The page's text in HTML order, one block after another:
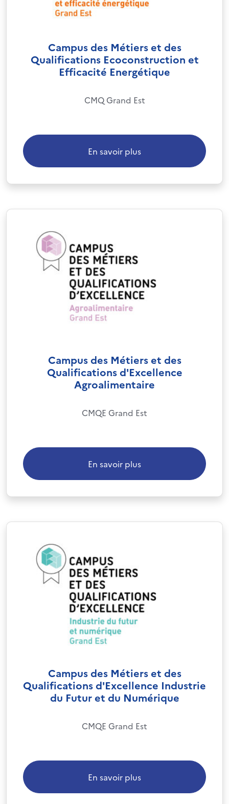
Campus des Métiers et des
Qualifications Ecoconstruction et
Efficacité Energétique
CMQ Grand Est
En savoir plus
Campus des Métiers et des
Qualifications d'Excellence
Agroalimentaire
CMQE Grand Est
En savoir plus
Campus des Métiers et des
Qualifications d'Excellence Industrie
du Futur et du Numérique
CMQE Grand Est
En savoir plus